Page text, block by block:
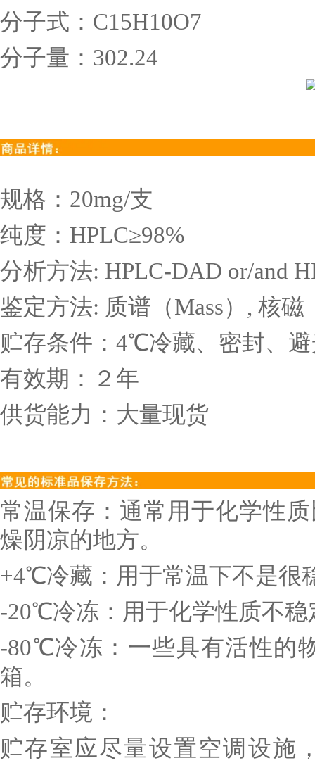
分子式： C15H10O7
分子量： 302.24
规格： 20mg/支
纯度： HPLC≥98%
分析方法: HPLC-DAD or/and
鉴定方法: 质谱（Mass） , 核磁
贮存条件： 4℃冷藏、密封、
有效期：２年
供货能力：大量现货
常温保存：通常用于化学性
燥阴凉的地方。
+4℃冷藏：用于常温下不是很
-20℃冷冻：用于化学性质不
-80℃冷冻：一些具有活性的
箱。
贮存环境：
贮存室应尽量设置空调设施